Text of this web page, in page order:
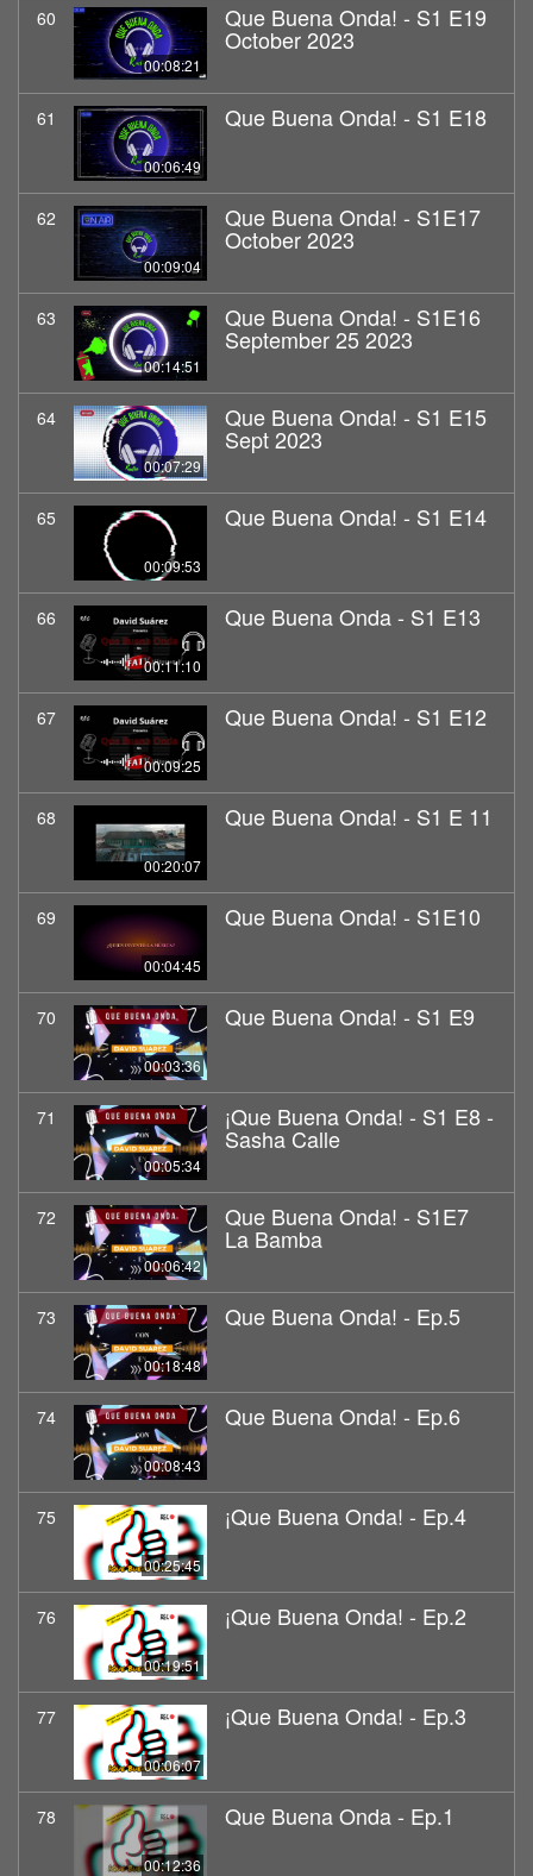
60
00:08:21
Que Buena Onda! - S1 E19
October 2023
61
00:06:49
Que Buena Onda! - S1 E18
62
00:09:04
Que Buena Onda! - S1E17
October 2023
63
00:14:51
Que Buena Onda! - S1E16
September 25 2023
64
00:07:29
Que Buena Onda! - S1 E15
Sept 2023
65
00:09:53
Que Buena Onda! - S1 E14
66
00:11:10
Que Buena Onda - S1 E13
67
00:09:25
Que Buena Onda! - S1 E12
68
00:20:07
Que Buena Onda! - S1 E 11
69
00:04:45
Que Buena Onda! - S1E10
70
00:03:36
Que Buena Onda! - S1 E9
71
00:05:34
¡Que Buena Onda! - S1 E8 -
Sasha Calle
72
00:06:42
Que Buena Onda! - S1E7
La Bamba
73
00:18:48
Que Buena Onda! - Ep.5
74
00:08:43
Que Buena Onda! - Ep.6
75
00:25:45
¡Que Buena Onda! - Ep.4
76
00:19:51
¡Que Buena Onda! - Ep.2
77
00:06:07
¡Que Buena Onda! - Ep.3
78
00:12:36
Que Buena Onda - Ep.1